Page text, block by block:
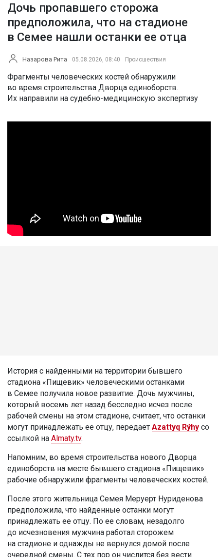
Дочь пропавшего сторожа
предположила, что на стадионе
в Семее нашли останки ее отца
Назарова Рита 05.08.2026, 08:40 Происшествия
Фрагменты человеческих костей обнаружили
во время строительства Дворца единоборств.
Их направили на судебно-медицинскую экспертизу
История с найденными на территории бывшего
стадиона «Пищевик» человеческими останками
в Семее получила новое развитие. Дочь мужчины,
который восемь лет назад бесследно исчез после
рабочей смены на этом стадионе, считает, что останки
могут принадлежать ее отцу, передает Azattyq Rýhy со
ссылкой на Almaty.tv.
Напомним, во время строительства нового Дворца
единоборств на месте бывшего стадиона «Пищевик»
рабочие обнаружили фрагменты человеческих костей.
После этого жительница Семея Меруерт Нуриденова
предположила, что найденные останки могут
принадлежать ее отцу. По ее словам, незадолго
до исчезновения мужчина работал сторожем
на стадионе и однажды не вернулся домой после
очередной смены. С тех пор он числится без вести